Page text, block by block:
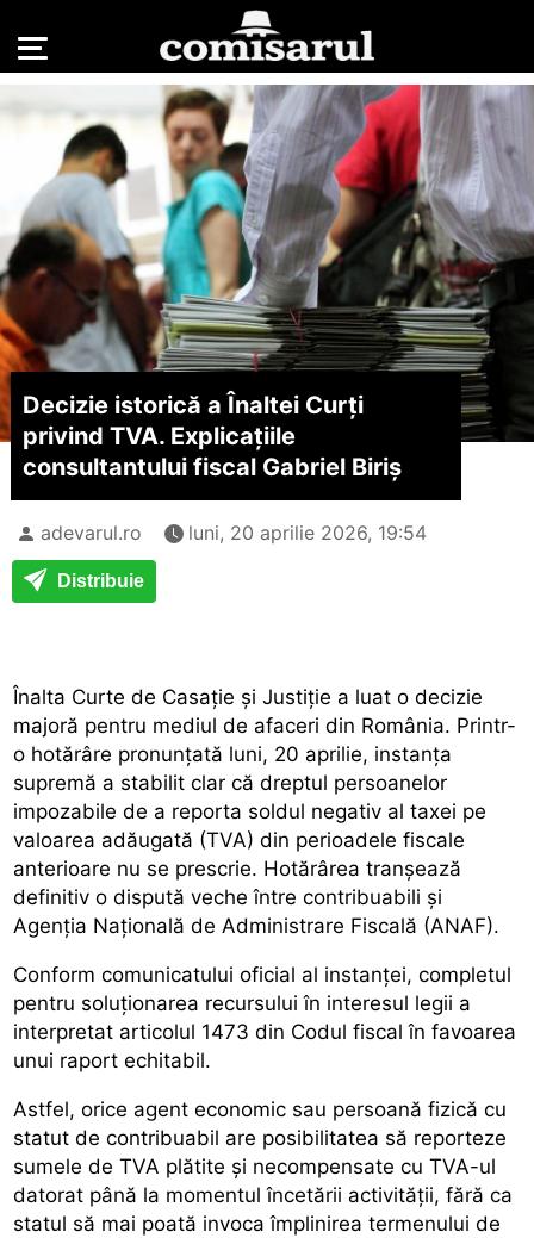
Decizie istorică a Înaltei Curți
privind TVA. Explicațiile
consultantului fiscal Gabriel Biriș
adevarul.ro luni, 20 aprilie 2026, 19:54
Distribuie
Înalta Curte de Casație și Justiție a luat o decizie
majoră pentru mediul de afaceri din România. Printr-
o hotărâre pronunțată luni, 20 aprilie, instanța
supremă a stabilit clar că dreptul persoanelor
impozabile de a reporta soldul negativ al taxei pe
valoarea adăugată (TVA) din perioadele fiscale
anterioare nu se prescrie. Hotărârea tranșează
definitiv o dispută veche între contribuabili și
Agenția Națională de Administrare Fiscală (ANAF).
Conform comunicatului oficial al instanței, completul
pentru soluționarea recursului în interesul legii a
interpretat articolul 1473 din Codul fiscal în favoarea
unui raport echitabil.
Astfel, orice agent economic sau persoană fizică cu
statut de contribuabil are posibilitatea să reporteze
sumele de TVA plătite și necompensate cu TVA-ul
datorat până la momentul încetării activității, fără ca
statul să mai poată invoca împlinirea termenului de